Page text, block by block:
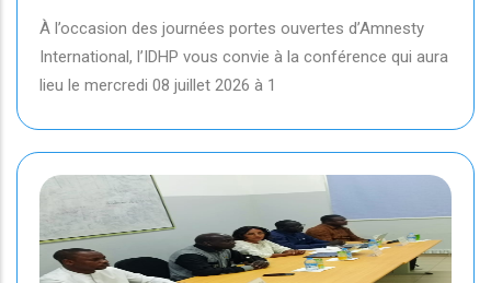
À l’occasion des journées portes ouvertes d’Amnesty
International, l’IDHP vous convie à la conférence qui aura
lieu le mercredi 08 juillet 2026 à 1